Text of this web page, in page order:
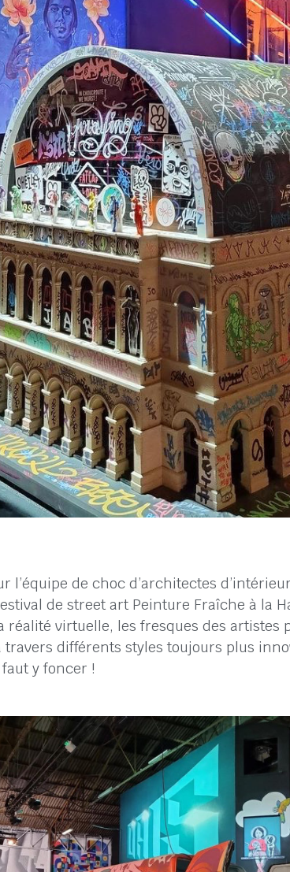
l’équipe de choc d’architectes
de street art Peinture Fraîche à la
virtuelle, les fresques des artistes
différents styles toujours plus
y foncer !